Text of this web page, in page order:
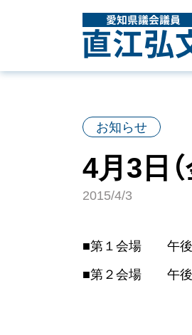
お知らせ
4月3日
2015/4/3
■第１会場 午後7
■第２会場 午後7